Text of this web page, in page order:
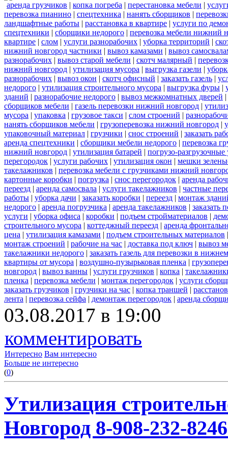
аренда грузчиков | копка погреба | перестановка мебели |
перевозка пианино | спецтехника | нанять сборщиков |
ландшафтные работы | расстановка в квартире | услуги по
спецтехники | сборщики недорого | перевозка мебели нижний
квартире | слом | услуги разнорабочих | уборка территорий |
нижний новгород частники | вывоз камазами | вывоз
разнорабочих | вывоз старой мебели | скотч малярный |
нижний новгород | утилизация мусора | выгрузка газели |
разнорабочих | вывоз окон | скотч офисный | заказать газель |
недорого | утилизация строительного мусора | выгрузка фуры |
зданий | разнорабочие недорого | вывоз межкомнатных дверей |
сборщиков мебели | газель перевозки нижний новгород |
мусора | упаковка | грузовое такси | слом строений |
нанять сборщиков мебели | грузоперевозка нижний новгород |
упаковочный материал | грузчики | снос строений | заказать
аренда спецтехники | сборщики мебели недорого | перевозка
нижний новгород | утилизация батарей | погрузо-разгрузочные
перегородок | услуги рабочих | утилизация окон | мешки
такелажников | перевозка мебели с грузчиками нижний
картонные коробки | погрузка | снос перегородок | аренда
переезд | аренда самосвала | услуги такелажников | частные
работы | уборка дачи | заказать коробки | переезд | монтаж
недорого | аренда погрузчика | аренда такелажников | заказать
услуги | уборка офиса | коробки | подъем стройматериалов |
строительного мусора | коттеджный переезд | аренда
цена | утилизация камазами | подъем строительных материалов
монтаж строений | рабочие на час | доставка под ключ | вывоз
такелажники недорого | заказать газель для перевозки в
квартиры от мусора | воздушно-пузырьковая пленка |
новгород | вывоз ванны | услуги грузчиков | копка |
пленка | перевозка мебели | монтаж перегородок | услуги
заказать грузчиков | грузчики на час | копка траншей |
лента | перевозка сейфа | демонтаж перегородок | аренда
03.08.2017 в 19:00
комментировать
Интересно Вам интересно
Больше не интересно
(0)
Утилизация
Новгород 8-908-232-